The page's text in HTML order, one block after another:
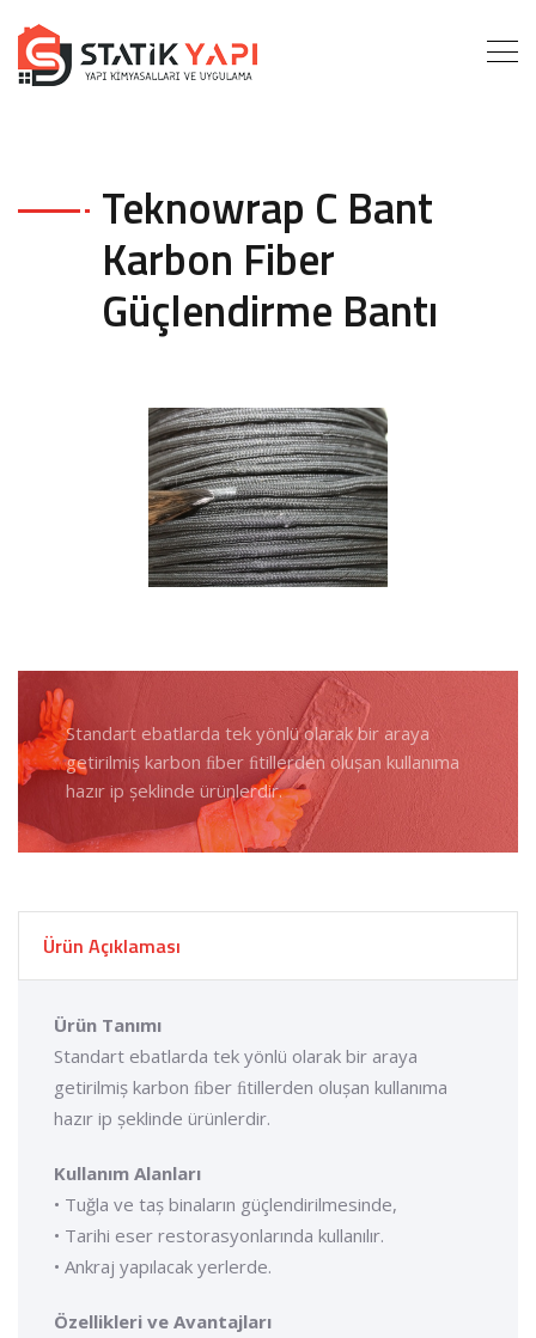
Teknowrap C Bant
Karbon Fiber
Güçlendirme Bantı
Standart ebatlarda tek yönlü olarak bir araya
getirilmiș karbon ﬁber ﬁtillerden olușan kullanıma
hazır ip șeklinde ürünlerdir.
Ürün Açıklaması
Ürün Tanımı
Standart ebatlarda tek yönlü olarak bir araya
getirilmiș karbon ﬁber ﬁtillerden olușan kullanıma
hazır ip șeklinde ürünlerdir.
Kullanım Alanları
• Tuğla ve taș binaların güçlendirilmesinde,
• Tarihi eser restorasyonlarında kullanılır.
• Ankraj yapılacak yerlerde.
Özellikleri ve Avantajları